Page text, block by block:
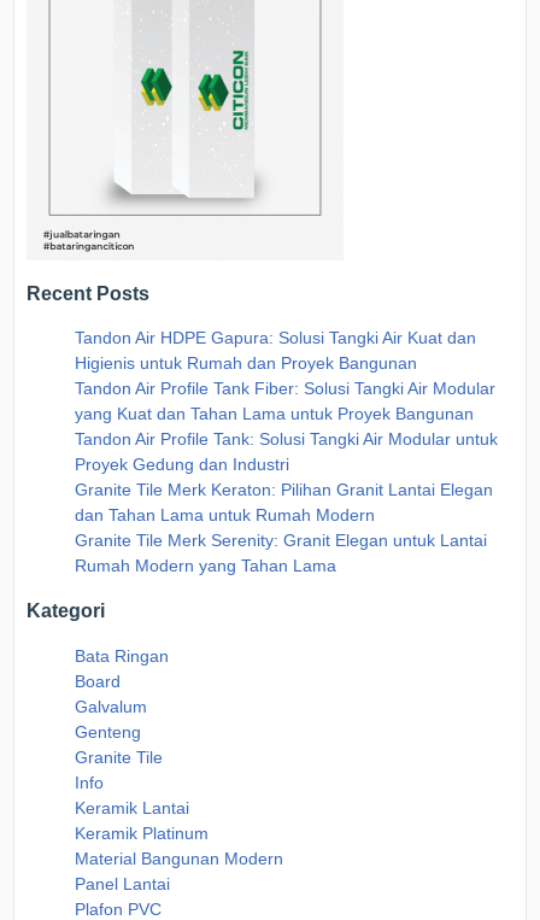
Recent Posts
Tandon Air HDPE Gapura: Solusi Tangki Air Kuat dan
Higienis untuk Rumah dan Proyek Bangunan
Tandon Air Profile Tank Fiber: Solusi Tangki Air Modular
yang Kuat dan Tahan Lama untuk Proyek Bangunan
Tandon Air Profile Tank: Solusi Tangki Air Modular untuk
Proyek Gedung dan Industri
Granite Tile Merk Keraton: Pilihan Granit Lantai Elegan
dan Tahan Lama untuk Rumah Modern
Granite Tile Merk Serenity: Granit Elegan untuk Lantai
Rumah Modern yang Tahan Lama
Kategori
Bata Ringan
Board
Galvalum
Genteng
Granite Tile
Info
Keramik Lantai
Keramik Platinum
Material Bangunan Modern
Panel Lantai
Plafon PVC